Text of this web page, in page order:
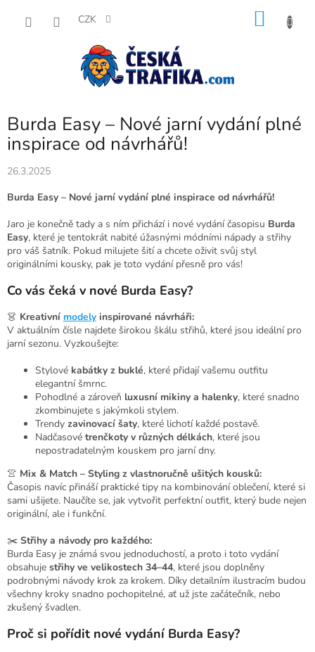
CZK
Burda Easy – Nové jarní vydání plné
inspirace od návrhářů!
26.3.2025
Burda Easy – Nové jarní vydání plné inspirace od návrhářů!
Jaro je konečně tady a s ním přichází i nové vydání časopisu Burda
Easy, které je tentokrát nabité úžasnými módními nápady a střihy
pro váš šatník. Pokud milujete šití a chcete oživit svůj styl
originálními kousky, pak je toto vydání přesně pro vás!
Co vás čeká v nové Burda Easy?
👗 Kreativní modely inspirované návrháři:
V aktuálním čísle najdete širokou škálu střihů, které jsou ideální pro
jarní sezonu. Vyzkoušejte:
Stylové kabátky z buklé, které přidají vašemu outfitu
elegantní šmrnc.
Pohodlné a zároveň luxusní mikiny a halenky, které snadno
zkombinujete s jakýmkoli stylem.
Trendy zavinovací šaty, které lichotí každé postavě.
Nadčasové trenčkoty v různých délkách, které jsou
nepostradatelným kouskem pro jarní dny.
👚 Mix & Match – Styling z vlastnoručně ušitých kousků:
Časopis navíc přináší praktické tipy na kombinování oblečení, které si
sami ušijete. Naučíte se, jak vytvořit perfektní outfit, který bude nejen
originální, ale i funkční.
✂️ Střihy a návody pro každého:
Burda Easy je známá svou jednoduchostí, a proto i toto vydání
obsahuje střihy ve velikostech 34–44, které jsou doplněny
podrobnými návody krok za krokem. Díky detailním ilustracím budou
všechny kroky snadno pochopitelné, ať už jste začátečník, nebo
zkušený švadlen.
Proč si pořídit nové vydání Burda Easy?